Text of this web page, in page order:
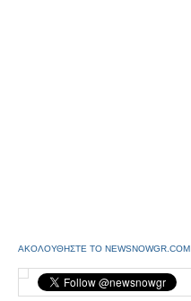
ΑΚΟΛΟΥΘΗΣΤΕ ΤΟ NEWSNOWGR.COM